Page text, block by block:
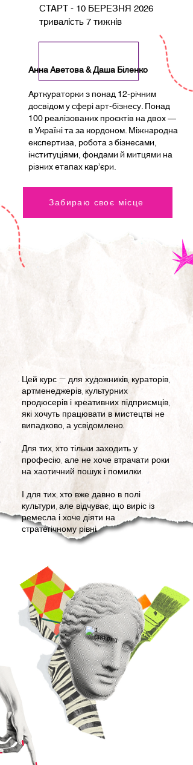
СТАРТ - 10 БЕРЕЗНЯ 2026
тривалість 7 тижнів
Анна Аветова & Даша Біленко
Арткураторки з понад 12-річним
досвідом у сфері арт-бізнесу. Понад
100 реалізованих проєктів на двох —
в Україні та за кордоном. Міжнародна
експертиза, робота з бізнесами,
інституціями, фондами й митцями на
різних етапах кар’єри.
Забираю своє місце
Цей курс — для художників, кураторів,
артменеджерів, культурних
продюсерів і креативних підприємців,
які хочуть працювати в мистецтві не
випадково, а усвідомлено.
Для тих, хто тільки заходить у
професію, але не хоче втрачати роки
на хаотичний пошук і помилки.
І для тих, хто вже давно в полі
культури, але відчуває, що виріс із
ремесла і хоче діяти на
стратегічному рівні.